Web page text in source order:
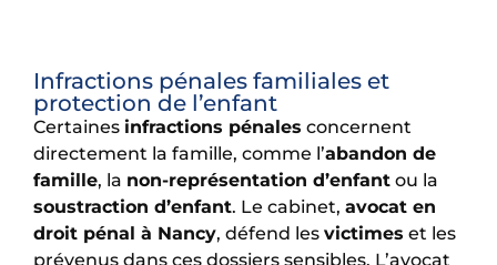
Infractions pénales familiales et
protection de l’enfant
Certaines infractions pénales concernent
directement la famille, comme l’abandon de
famille, la non-représentation d’enfant ou la
soustraction d’enfant. Le cabinet, avocat en
droit pénal à Nancy, défend les victimes et les
prévenus dans ces dossiers sensibles. L’avocat